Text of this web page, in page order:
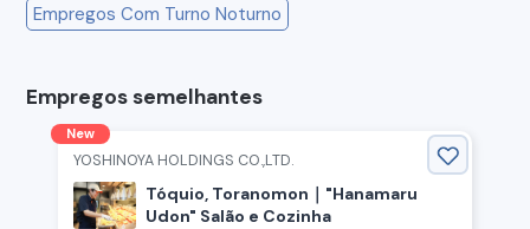
Empregos Com Turno Noturno
Empregos semelhantes
New
YOSHINOYA HOLDINGS CO.,LTD.
Tóquio, Toranomon｜"Hanamaru
Udon" Salão e Cozinha